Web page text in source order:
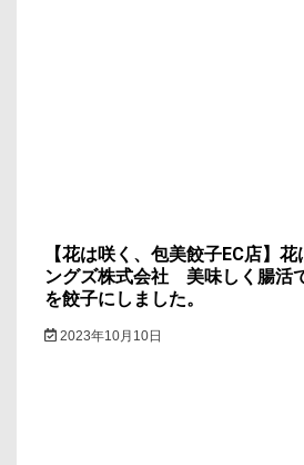
【花は咲く、包美餃子EC店】
ングズ株式会社 美味しく腸活
を餃子にしました。
2023年10月10日